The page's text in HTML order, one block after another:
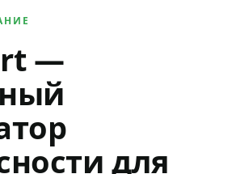
—
для